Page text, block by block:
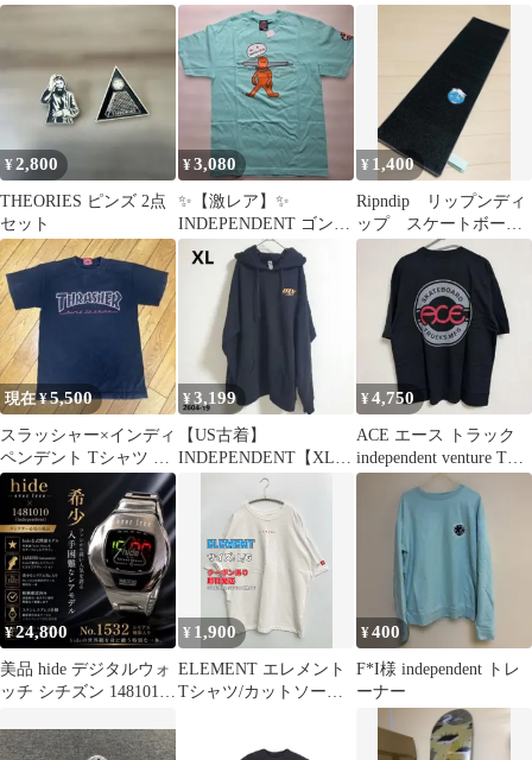
盤 新品電池交換済み
タグ XL
¥2,800
THEORIES ピンズ 2点
セット
¥3,080
✨【激レア】✨
INDEPENDENT ゴンズ
Mr.HANGER 新品タグ
付
¥ 1,400
Ripndip リップンディ
ップ スケートボー
ド デッキテープ 専
用箱梱包発送
現在 ¥5,500
スラッシャー×インディ
ペンデント Tシャツ S
サイズ
¥3,199
【US古着】
INDEPENDENT【XL】
肉厚プルオーバーパー
¥4,750
ACE エース トラック
independent venture Tシ
ャツ
¥24,800
美品 hide デジタルウォ
ッチ シチズン 1481010
¥ 1,900
ELEMENT エレメント
Tシャツ/カットソー
¥400
F*I様 independent トレ
ーナー